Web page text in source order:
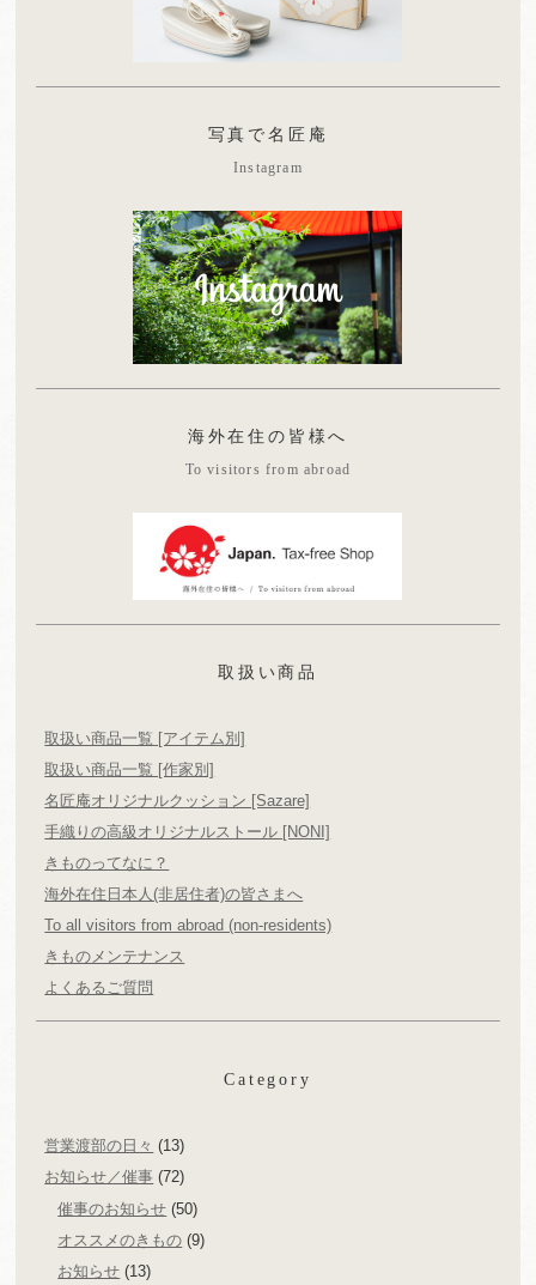
写真で名匠庵
Instagram
海外在住の皆様へ
To visitors from abroad
取扱い商品
取扱い商品一覧 [アイテム別]
取扱い商品一覧 [作家別]
名匠庵オリジナルクッション [Sazare]
手織りの高級オリジナルストール [NONI]
きものってなに？
海外在住日本人(非居住者)の皆さまへ
To all visitors from abroad (non-residents)
きものメンテナンス
よくあるご質問
Category
営業渡部の日々 (13)
お知らせ／催事 (72)
催事のお知らせ (50)
オススメのきもの (9)
お知らせ (13)